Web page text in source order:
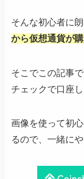
そんな初心者に朗
から仮想通貨が
そこでこの記事
チェックで口座
画像を使って初
るので、一緒に